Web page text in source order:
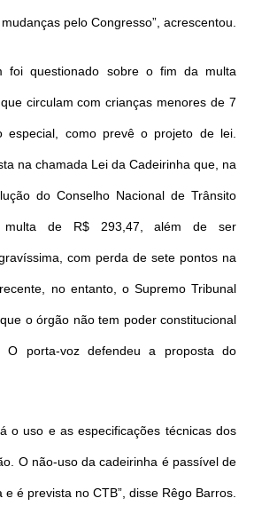
pelo Congresso”, acrescentou.
foi questionado sobre o fim da multa
circulam com crianças menores de 7
especial, como prevê o projeto de lei.
na chamada Lei da Cadeirinha que, na
do Conselho Nacional de Trânsito
multa de R$ 293,47, além de ser
com perda de sete pontos na
no entanto, o Supremo Tribunal
o órgão não tem poder constitucional
O porta-voz defendeu a proposta do
o uso e as especificações técnicas dos
O não-uso da cadeirinha é passível de
é prevista no CTB”, disse Rêgo Barros.